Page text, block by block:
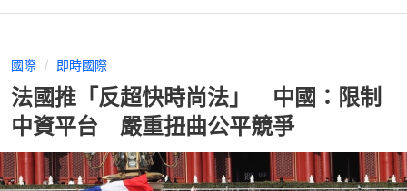
國際 即時國際
法國推「反超快時尚法」 中國：限制
中資平台 嚴重扭曲公平競爭